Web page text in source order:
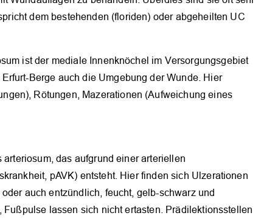
dem bestehenden (floriden) oder abgeheilten UC
ist der mediale Innenknöchel im Versorgungsgebiet
Berge auch die Umgebung der Wunde. Hier
Rötungen, Mazerationen (Aufweichung eines
das aufgrund einer arteriellen
pAVK) entsteht. Hier finden sich Ulzerationen
auch entzündlich, feucht, gelb-schwarz und
lassen sich nicht ertasten. Prädilektionsstellen